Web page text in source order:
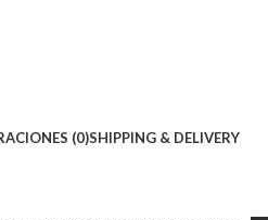
(0)SHIPPING & DELIVERY